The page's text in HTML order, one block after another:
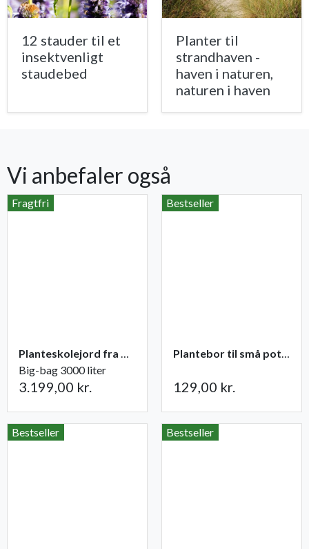
12 stauder til et
insektvenligt
staudebed
Planter til
strandhaven -
haven i naturen,
naturen i haven
Vi anbefaler også
Fragtfri
Planteskolejord fra Champost
Big-bag 3000 liter
3.199,00 kr.
Bestseller
Plantebor til små potter
129,00 kr.
Bestseller Bestseller